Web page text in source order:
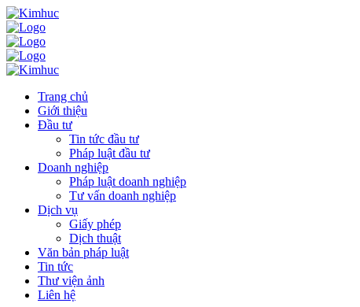
Trang chủ
Giới thiệu
Đầu tư
Tin tức đầu tư
Pháp luật đầu tư
Doanh nghiệp
Pháp luật doanh nghiệp
Tư vấn doanh nghiệp
Dịch vụ
Giấy phép
Dịch thuật
Văn bản pháp luật
Tin tức
Thư viện ảnh
Liên hệ